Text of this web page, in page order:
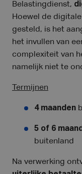
Belastingdienst,
Hoewel de
gesteld, is het
het invullen van
complexiteit van
namelijk niet te
Termijnen
4 maanden
5 of 6
buitenland
Na verwerking